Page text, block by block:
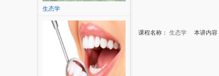
生态学
课程名称： 生态学 本讲内容